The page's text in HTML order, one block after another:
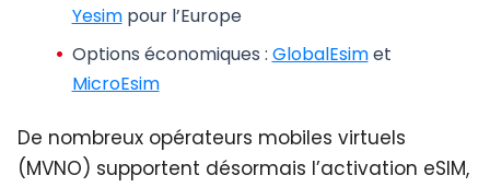
Yesimpour l’Europe
Options économiques : GlobalEsimet
MicroEsim
De nombreux opérateurs mobiles virtuels
(MVNO) supportent désormais l’activation eSIM,